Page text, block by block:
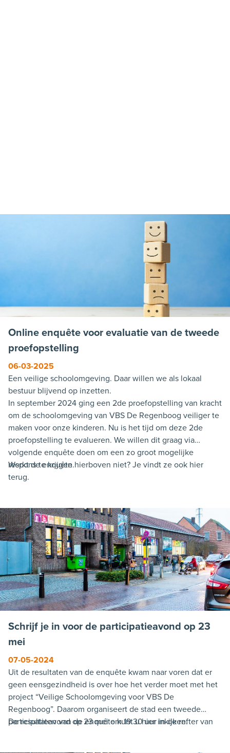
Online enquête voor evaluatie van de tweede
proefopstelling
06-03-2025
Een veilige schoolomgeving. Daar willen we als lokaal
bestuur blijvend op inzetten.
In september 2024 ging een 2de proefopstelling van kracht
om de schoolomgeving van VBS De Regenboog veiliger te
maken voor onze kinderen. Nu is het tijd om deze 2de
proefopstelling te evalueren. We willen dit graag via
volgende enquête doen om een zo groot mogelijke
respons te krijgen.
De enquête is deze keer zeer kort omdat deze 2de
proefopstelling in zijn geheel wordt bevraagd. Op het
einde hebt u nog de mogelijkheid om al uw opmerkingen
of ideeën rond de proefopstelling mee te geven.
De enquête blijft beschikbaar tot en met 25 maart.
Werkt de enquête hierboven niet? Je vindt ze ook hier
terug.
Schrijf je in voor de participatieavond op 23
mei
07-05-2024
Uit de resultaten van de enquête kwam naar voren dat er
geen eensgezindheid is over hoe het verder moet met het
project “Veilige Schoolomgeving voor VBS De
Regenboog”. Daarom organiseert de stad een tweede
participatieavond op 23 mei om 19.30 uur in de refter van
De resultaten van de enquête kunt u hier inkijken.